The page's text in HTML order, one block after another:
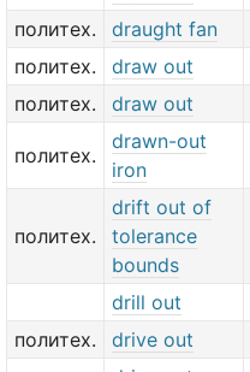
политех.
draught fan
политех.
draw out
политех.
draw out
политех.
drawn-out
iron
политех.
drift out of
tolerance
bounds
drill out
политех.
drive out